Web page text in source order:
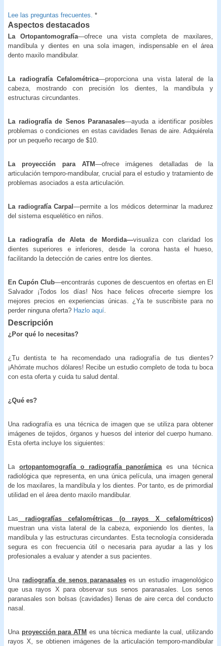
Lee las preguntas frecuentes. *
Aspectos destacados
La Ortopantomografía—ofrece una vista completa de maxilares,
mandíbula y dientes en una sola imagen, indispensable en el área
dento maxilo mandibular.
La radiografía Cefalométrica—proporciona una vista lateral de la
cabeza, mostrando con precisión los dientes, la mandíbula y
estructuras circundantes.
La radiografía de Senos Paranasales—ayuda a identificar posibles
problemas o condiciones en estas cavidades llenas de aire. Adquiérela
por un pequeño recargo de $10.
La proyección para ATM—ofrece imágenes detalladas de la
articulación temporo-mandibular, crucial para el estudio y tratamiento de
problemas asociados a esta articulación.
La radiografía Carpal —permite a los médicos determinar la madurez
del sistema esquelético en niños.
La radiografía de Aleta de Mordida—visualiza con claridad los
dientes superiores e inferiores, desde la corona hasta el hueso,
facilitando la detección de caries entre los dientes.
En Cupón Club—encontrarás cupones de descuentos en ofertas en El
Salvador ¡Todos los días! Nos hace felices ofrecerte siempre los
mejores precios en experiencias únicas. ¿Ya te suscribiste para no
perder ninguna oferta? Hazlo aquí
Descripción
¿Por qué lo necesitas?
¿Tu dentista te ha recomendado una radiografía de tus dientes?
¡Ahórrate muchos dólares! Recibe un estudio completo de toda tu boca
con esta oferta y cuida tu salud dental.
¿Qué es?
Una radiografía es una técnica de imagen que se utiliza para obtener
imágenes de tejidos, órganos y huesos del interior del cuerpo humano.
Esta oferta incluye los siguientes:
La ortopantomografía o radiografía panorámica es una técnica
radiológica que representa, en una única película, una imagen general
de los maxilares, la mandíbula y los dientes. Por tanto, es de primordial
utilidad en el área dento maxilo mandibular.
Las
radiografías cefalométricas (o rayos X cefalométricos)
muestran una vista lateral de la cabeza, exponiendo los dientes, la
mandíbula y las estructuras circundantes. Esta tecnología considerada
segura es con frecuencia útil o necesaria para ayudar a las y los
profesionales a evaluar y atender a sus pacientes.
Una radiografía de senos paranasales es un estudio imagenológico
que usa rayos X para observar sus senos paranasales. Los senos
paranasales son bolsas (cavidades) llenas de aire cerca del conducto
nasal.
Una proyección para ATM es una técnica mediante la cual, utilizando
rayos X, se obtienen imágenes de la articulación temporo-mandibular